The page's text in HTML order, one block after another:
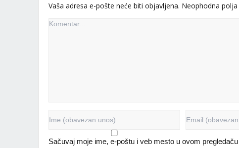
Vaša adresa e-pošte neće biti objavljena. Neophodna
Sačuvaj moje ime, e-poštu i veb mesto u ovom